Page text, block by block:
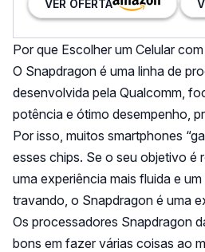
VER OFERTA
Por que Escolher um Celular
O Snapdragon é uma linha de
desenvolvida pela Qualcomm,
potência e ótimo desempenho,
Por isso, muitos smartphones
esses chips. Se o seu objetivo é
uma experiência mais fluida e
travando, o Snapdragon é uma
Os processadores Snapdragon
bons em fazer várias coisas ao